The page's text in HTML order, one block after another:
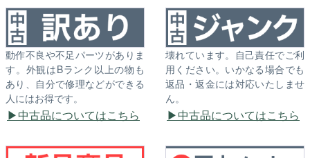
動作不良や不足パーツがありま
す。外観はBランク以上の物も
あり、自分で修理などができる
人にはお得です。
中古品についてはこちら
壊れています。自己責任でご利
用ください。いかなる場合でも
返品・返金には対応いたしませ
ん。
中古品についてはこちら